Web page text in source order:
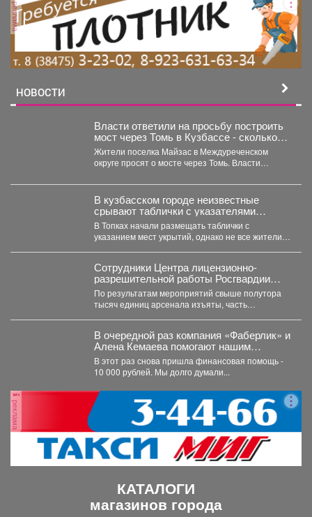
реклама
НОВОСТИ
Власти ответили на просьбу построить
мост через Томь в Кузбассе - сколько
потребуется денег
Жители поселка Майзас в Междуреченском
округе просят о мосте через Томь. Власти
В кузбасском городе неизвестные
срывают таблички с указателями
укрытий
В Топках начали размещать таблички с
указанием мест укрытий, однако не все жители
Сотрудники Центра лицензионно-
разрешительной работы Росгвардии
Кузбасса с начала года проверили
свыше пяти тысяч владельцев оружия.
По результатам мероприятий свыше полутора
тысяч единиц арсенала изъяты, часть
В очередной раз компания «Фаберлик» и
Алена Кемаева помогают нашим
хвостикам!
В этот раз снова пришла финансовая помощь -
10 000 рублей. Мы долго думали...
реклама
КАТАЛОГИ
магазинов города